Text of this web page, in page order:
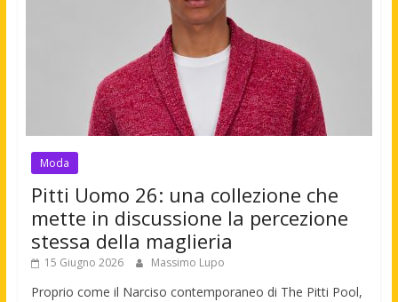
Moda
Pitti Uomo 26: una collezione che
mette in discussione la percezione
stessa della maglieria
15 Giugno 2026 Massimo Lupo
Proprio come il Narciso contemporaneo di The Pitti Pool,